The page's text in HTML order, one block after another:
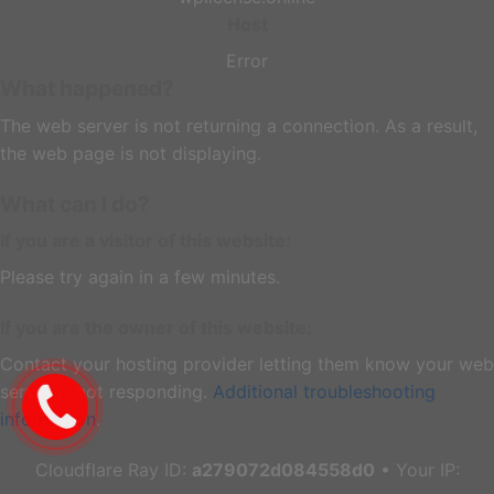
Error
The web server is not returning a connection. As a result,
the web page is not displaying.
Please try again in a few minutes.
Contact your hosting provider letting them know your web
server is not responding. Additional troubleshooting
information.
Cloudflare Ray ID: a279072d084558d0 • Your IP: